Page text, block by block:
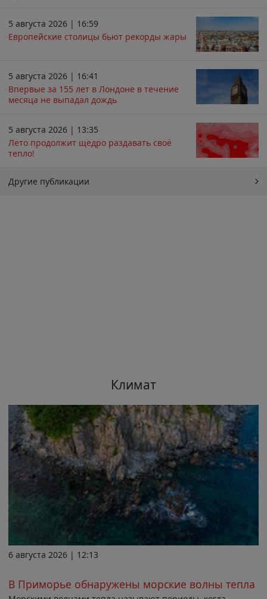
5 августа 2026 | 16:59
Европейские столицы бьют рекорды жары
5 августа 2026 | 16:41
Впервые за 155 лет в Лондоне в течение
месяца не выпадал дождь
5 августа 2026 | 13:35
Лето продолжит щедро раздавать своё
тепло!
Другие публикации
Климат
6 августа 2026 | 12:13
В Приморье обнаружены морские волны тепла